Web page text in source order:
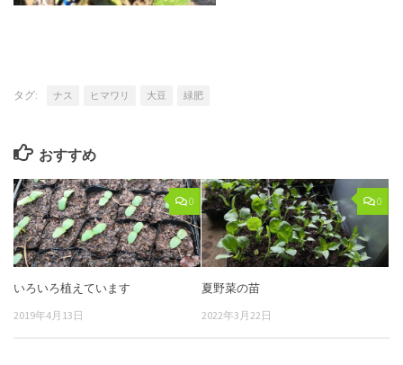
タグ: ナス ヒマワリ 大豆 緑肥
おすすめ
0
いろいろ植えています
2019年4月13日
0
夏野菜の苗
2022年3月22日